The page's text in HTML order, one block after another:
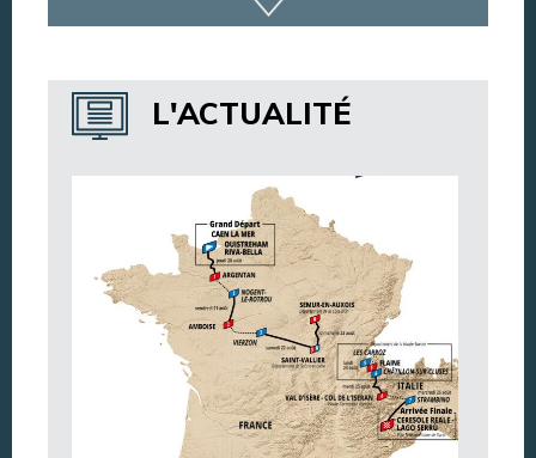
Dispositif de vidéoprotection
Annuaire des services
Annuaire des associations
Argentan Aujourd’hui
L'ACTUALITÉ